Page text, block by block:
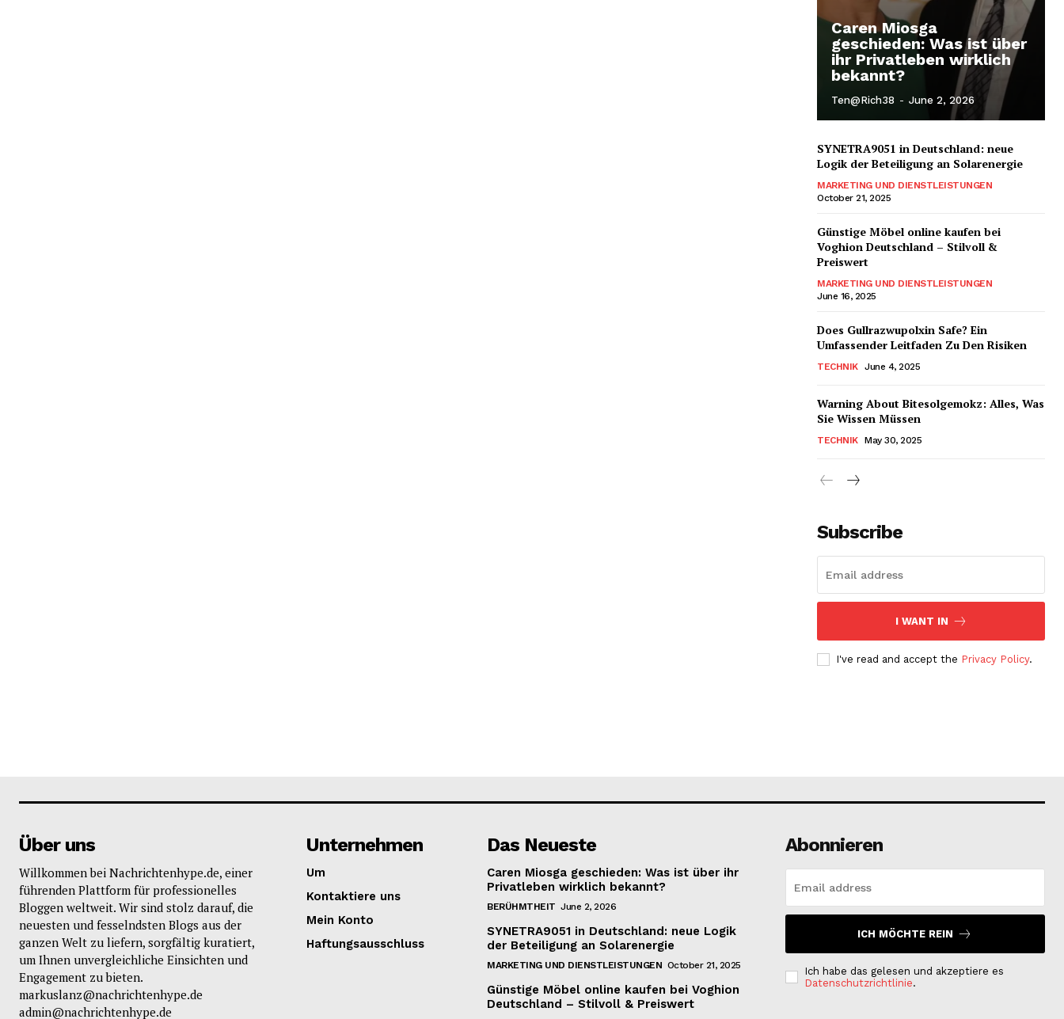
Caren Miosga
geschieden: Was ist über
ihr Privatleben wirklich
bekannt?
Ten@rich38 - June 2, 2026
SYNETRA9051 in Deutschland: neue
Logik der Beteiligung an Solarenergie
MARKETING UND DIENSTLEISTUNGEN
October 21, 2025
Günstige Möbel online kaufen bei
Voghion Deutschland – Stilvoll &
Preiswert
MARKETING UND DIENSTLEISTUNGEN
June 16, 2025
Does Gullrazwupolxin Safe? Ein
Umfassender Leitfaden Zu Den Risiken
TECHNIK June 4, 2025
Warning About Bitesolgemokz: Alles, Was
Sie Wissen Müssen
TECHNIK May 30, 2025
Subscribe
I WANT IN
I've read and accept the Privacy Policy.
Über uns
Willkommen bei Nachrichtenhype.de, einer
führenden Plattform für professionelles
Bloggen weltweit. Wir sind stolz darauf, die
neuesten und fesselndsten Blogs aus der
ganzen Welt zu liefern, sorgfältig kuratiert,
um Ihnen unvergleichliche Einsichten und
Engagement zu bieten.
markuslanz@nachrichtenhype.de
admin@nachrichtenhype.de
Unternehmen
Um
Kontaktiere uns
Mein Konto
Haftungsausschluss
Das Neueste
Caren Miosga geschieden: Was ist über ihr
Privatleben wirklich bekannt?
BERÜHMTHEIT June 2, 2026
SYNETRA9051 in Deutschland: neue Logik
der Beteiligung an Solarenergie
MARKETING UND DIENSTLEISTUNGEN October 21, 2025
Günstige Möbel online kaufen bei Voghion
Deutschland – Stilvoll & Preiswert
Abonnieren
ICH MÖCHTE REIN
Ich habe das gelesen und akzeptiere es
Datenschutzrichtlinie.